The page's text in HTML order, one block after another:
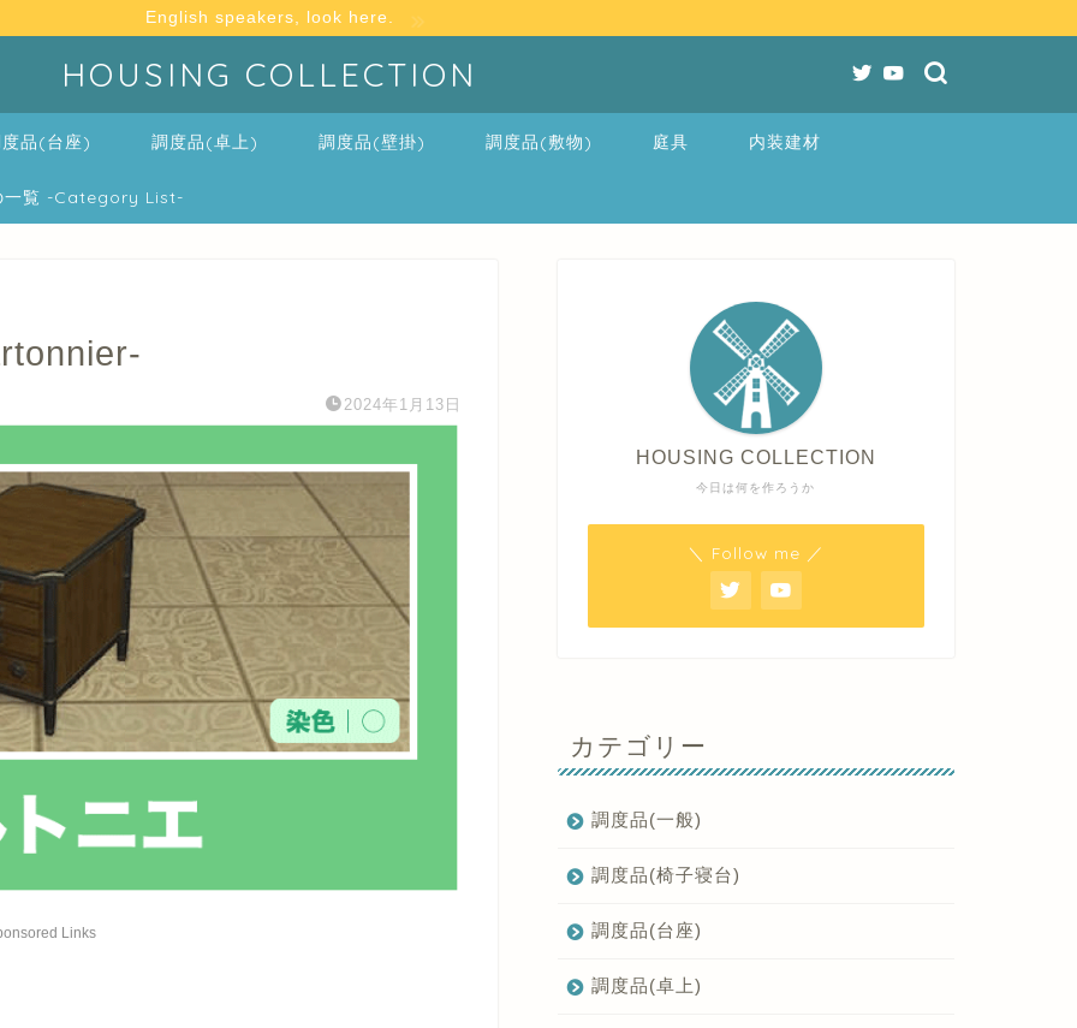
English speakers, look here.
HOUSING COLLECTION
品(台座) 調度品(卓上) 調度品(壁掛) 調度品(敷物) 庭具 内装建材
一覧 -Category List-
2024年1月13日
Links
今日は何を作ろうか
HOUSING COLLECTION
＼ Follow me ／
カテゴリー
調度品(一般)
調度品(椅子寝台)
調度品(台座)
調度品(卓上)